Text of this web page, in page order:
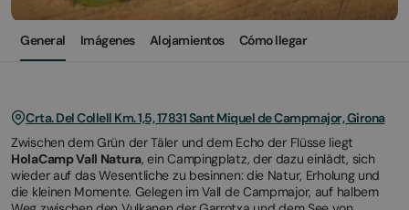
General Imágenes Alojamientos Cómo llegar
Crta. Del Collell Km. 1,5, 17831 Sant Miquel de Campmajor, Girona
Zwischen dem Grün der Täler und dem Echo der Flüsse liegt
HolaCamp Vall Natura, ein Campingplatz, der dazu einlädt, sich
wieder auf das Wesentliche zu besinnen: die Natur, Erholung und
die kleinen Momente. Gelegen im Vall de Campmajor, auf halbem